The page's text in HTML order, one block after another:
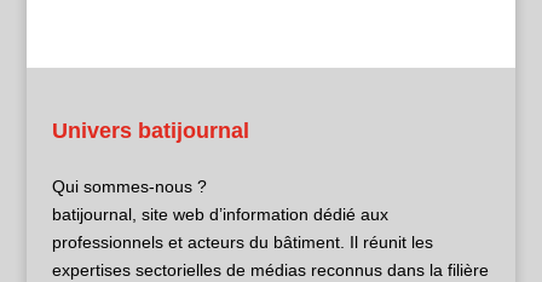
Univers batijournal
Qui sommes-nous ?
batijournal, site web d’information dédié aux
professionnels et acteurs du bâtiment. Il réunit les
expertises sectorielles de médias reconnus dans la filière